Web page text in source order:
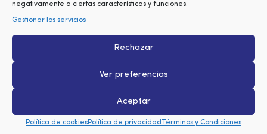
negativamente a ciertas características y funciones.
Gestionar los servicios
Aceptar
Rechazar
Ver preferencias
Política de cookiesPolítica de privacidad Términos y Condiciones
seguridad del conductor, sino también por la de
todos los ocupantes. El sistema de alerta de
ocupante trasero (ROA) te avisa si has dejado a
alguien o algo en los asientos traseros al salir del
SOMOS ESPECIALISTAS EN INSTALACIÓN DE
CARGADORES PARA COCHE ELÉCTRICO